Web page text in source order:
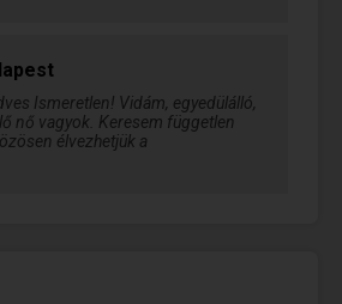
Ismeretlen! Vidám, egyedülálló,
nő vagyok. Keresem független
élvezhetjük a